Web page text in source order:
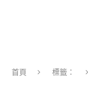
首頁 標籤：